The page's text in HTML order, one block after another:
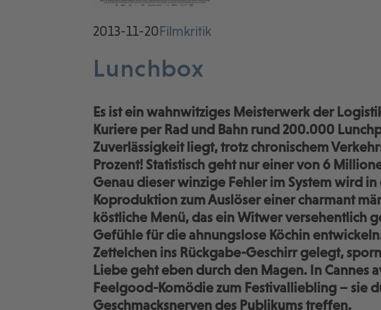
2013-11-20Filmkritik
Lunchbox
Es ist ein wahnwitziges Meisterwerk der
Kuriere per Rad und Bahn rund 200.000
Zuverlässigkeit liegt, trotz chronischem
Prozent! Statistisch geht nur einer von 6
Genau dieser winzige Fehler im System wird
Koproduktion zum Auslöser einer charmant
köstliche Menü, das ein Witwer versehentlich
Gefühle für die ahnungslose Köchin
Zettelchen ins Rückgabe-Geschirr gelegt,
Liebe geht eben durch den Magen. In Cannes
Feelgood-Komödie zum Festivalliebling – sie
Geschmacksnerven des Publikums treffen.